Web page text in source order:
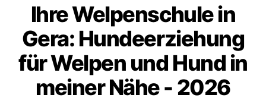
Ihre Welpenschule in
Gera: Hundeerziehung
für Welpen und Hund in
meiner Nähe - 2026